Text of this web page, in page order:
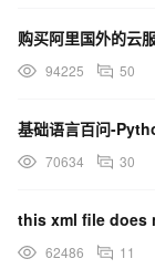
购买阿里国外的云
94225 50
基础语言百问-
70634 30
this xml file does
62486 11